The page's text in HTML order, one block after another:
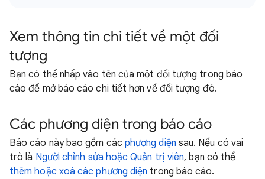
Xem thông tin chi tiết về một đối
tượng
Bạn có thể nhấp vào tên của một đối tượng trong báo
cáo để mở báo cáo chi tiết hơn về đối tượng đó.
Các phương diện trong báo cáo
Báo cáo này bao gồm các phương diện sau. Nếu có vai
trò là Người chỉnh sửa hoặc Quản trị viên, bạn có thể
thêm hoặc xoá các phương diện trong báo cáo.